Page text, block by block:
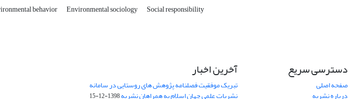
behavior Environmental sociology Social responsibility
دسترسی سریع
صفحه اصلی
درباره نشریه
آخرین اخبار
تبریک موفقیت فصلنامه پژوهش های روستایی در سامانه
نشریات علمی جهان اسلام به همراهان نشریه1398-12-15